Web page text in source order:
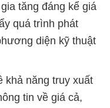
tăng đáng kể giá
quá trình phát
diện kỹ thuật
khả năng truy xuất
tin về giá cả,